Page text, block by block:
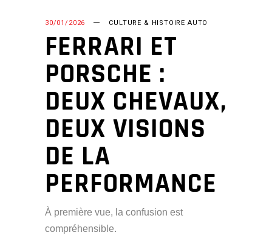
30/01/2026 CULTURE & HISTOIRE AUTO
FERRARI ET
PORSCHE :
DEUX CHEVAUX,
DEUX VISIONS
DE LA
PERFORMANCE
À première vue, la confusion est
compréhensible.